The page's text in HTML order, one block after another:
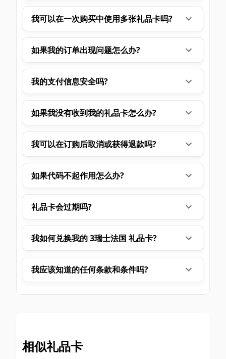
我可以在一次购买中使用多张礼品卡吗?
如果我的订单出现问题怎么办?
我的支付信息安全吗?
如果我没有收到我的礼品卡怎么办?
我可以在订购后取消或获得退款吗?
如果代码不起作用怎么办?
礼品卡会过期吗?
我如何兑换我的 3瑞士法国 礼品卡?
我应该知道的任何条款和条件吗?
相似礼品卡